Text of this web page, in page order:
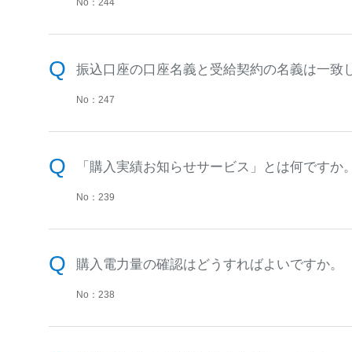
No：244
振込口座の口座名義と受給契約の名義は一致
No：247
「購入実績お知らせサービス」とは何ですか。
No：239
購入電力量の確認はどうすればよいですか。
No：238